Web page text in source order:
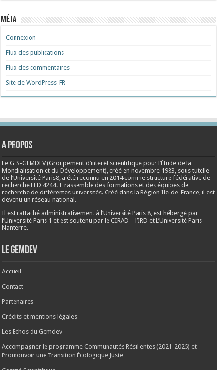
Méta
Connexion
Flux des publications
Flux des commentaires
Site de WordPress-FR
A propos
Le GIS-GEMDEV (Groupement d’intérêt scientifique pour l’Étude de la
Mondialisation et du Développement), créé ennovembre 1983, sous tutelle
de l’Université Paris8, a été reconnu en 2014 comme structure fédérative de
recherche FED 4244. Il rassemble des formations et des équipes de
recherche de différentes universités. Créé dans la Région Ile-de-France, il est
devenu un réseau national.
Il est rattaché administrativement à l’Université Paris 8, est hébergé par
l’Université Paris 1 et est soutenu par le CIRAD – l’IRD et L’Université Paris
Nanterre.
Le Gemdev
Accueil
Contact
Partenaires
Crédits et mentions légales
Les Echos du Gemdev
Accompagner le programme Communautés Résilientes (2021-2025) et
Promouvoir une Transition Écologique Juste